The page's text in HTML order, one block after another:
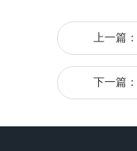
上一篇：
下一篇：